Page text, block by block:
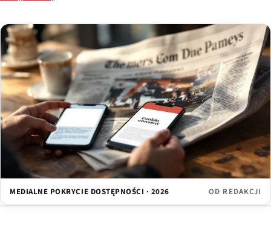
MEDIALNE POKRYCIE DOSTĘPNOŚCI · 2026 OD REDAKCJI